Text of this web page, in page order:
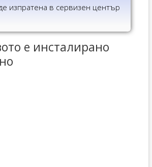
изпратена в сервизен център
е инсталирано